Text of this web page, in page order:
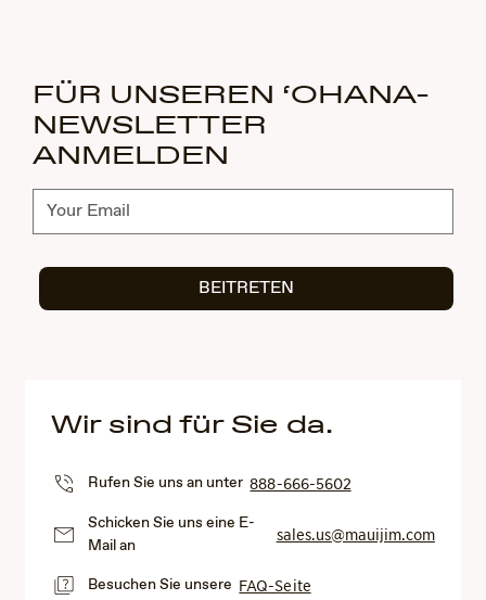
FÜR UNSEREN ‘OHANA-
NEWSLETTER
ANMELDEN
Abonnieren
BEITRETEN
Wir sind für Sie da.
Rufen Sie uns an unter888-666-5602
Schicken Sie uns eine E-
Mail an
sales.us@mauijim.com
Besuchen Sie unsere FAQ-Seite